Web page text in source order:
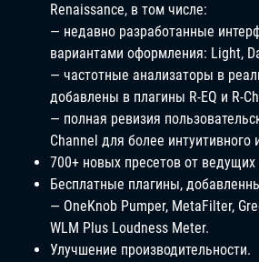
Renaissance, в том числе:
— недавно разработанные
вариантами оформления: Light,
— частотные анализаторы в
добавлены в плагины R-EQ и R-
— полная ревизия
Channel для более интуитивного
700+ новых пресетов от
Бесплатные плагины,
— OneKnob Pumper, MetaFilter,
WLM Plus Loudness Meter.
Улучшение производительности.